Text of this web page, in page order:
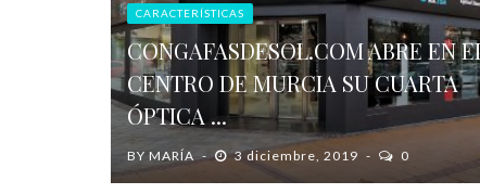
CARACTERÍSTICAS
CONGAFASDESOL.COM ABRE EN
CENTRO DE MURCIA SU CUARTA
ÓPTICA ...
BY MARÍA 3 diciembre, 2019 0